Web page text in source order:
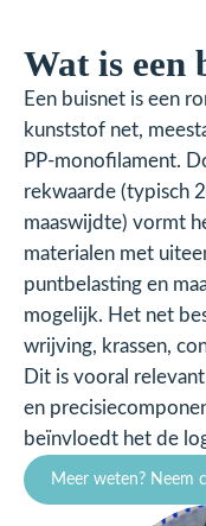
Wat is een
Een buisnet is een
kunststof net,
PP-monofilament.
rekwaarde (typisch
maaswijdte) vormt
materialen met
puntbelasting en
mogelijk. Het net
wrijving, krassen,
Dit is vooral
en
beïnvloedt het de
Meer weten? Neem